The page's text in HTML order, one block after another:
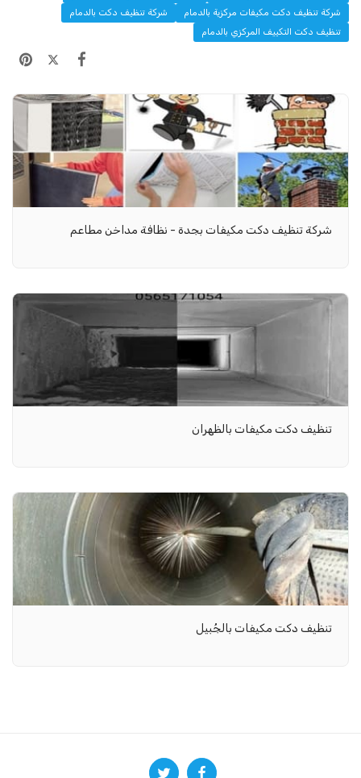
شركة تنظيف دكت مكيفات مركزية بالدمام
شركة تنظيف دكت بالدمام
تنظيف دكت التكييف المركزي بالدمام
شركة تنظيف دكت مكيفات بجدة - نظافة مداخن مطاعم
تنظيف دكت مكيفات بالظهران
تنظيف دكت مكيفات بالجُبيل